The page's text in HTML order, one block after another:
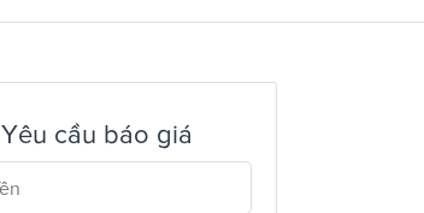
Yêu cầu báo giá